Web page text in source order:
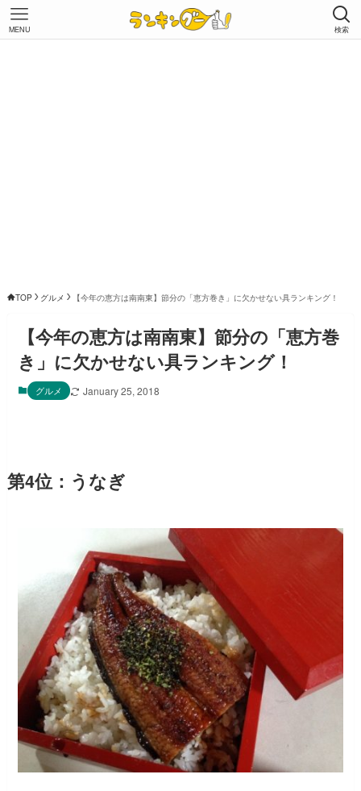
検索
MENU
TOP グルメ 【今年の恵方は南南東】節分の「恵方巻き」に欠かせない具ランキング！
【今年の恵方は南南東】節分の「恵方巻
き」に欠かせない具ランキング！
グルメ January 25, 2018
第4位：うなぎ